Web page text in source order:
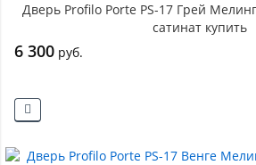
Дверь Profilo Porte PS-17 Грей
сатинат купить
6 300 руб.